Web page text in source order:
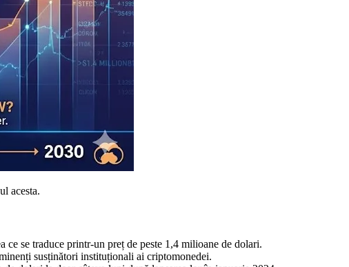
acesta.
se traduce printr-un preț de peste 1,4 milioane de dolari.
susținători instituționali ai criptomonedei.